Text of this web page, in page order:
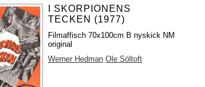
I SKORPIONENS
TECKEN (1977)
Filmaffisch 70x100cm B nyskick NM
original
Werner Hedman Ole Söltoft